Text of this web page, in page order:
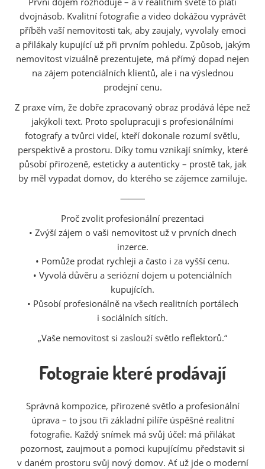
dvojnásob. Kvalitní fotografie a video dokážou vyprávět
příběh vaší nemovitosti tak, aby zaujaly, vyvolaly emoci
a přilákaly kupující už při prvním pohledu. Způsob, jakým
nemovitost vizuálně prezentujete, má přímý dopad nejen
na zájem potenciálních klientů, ale i na výslednou
prodejní cenu.
Z praxe vím, že dobře zpracovaný obraz prodává lépe než
jakýkoli text. Proto spolupracuji s profesionálními
fotografy a tvůrci videí, kteří dokonale rozumí světlu,
perspektivě a prostoru. Díky tomu vznikají snímky, které
působí přirozeně, esteticky a autenticky – prostě tak, jak
by měl vypadat domov, do kterého se zájemce zamiluje.
⸻
Proč zvolit profesionální prezentaci
• Zvýší zájem o vaši nemovitost už v prvních dnech
inzerce.
• Pomůže prodat rychleji a často i za vyšší cenu.
• Vyvolá důvěru a seriózní dojem u potenciálních
kupujících.
• Působí profesionálně na všech realitních portálech
i sociálních sítích.
„Vaše nemovitost si zaslouží světlo reflektorů.“
Fotograie které prodávají
Správná kompozice, přirozené světlo a profesionální
úprava – to jsou tři základní pilíře úspěšné realitní
fotografie. Každý snímek má svůj účel: má přilákat
pozornost, zaujmout a pomoci kupujícímu představit si
v daném prostoru svůj nový domov. Ať už jde o moderní